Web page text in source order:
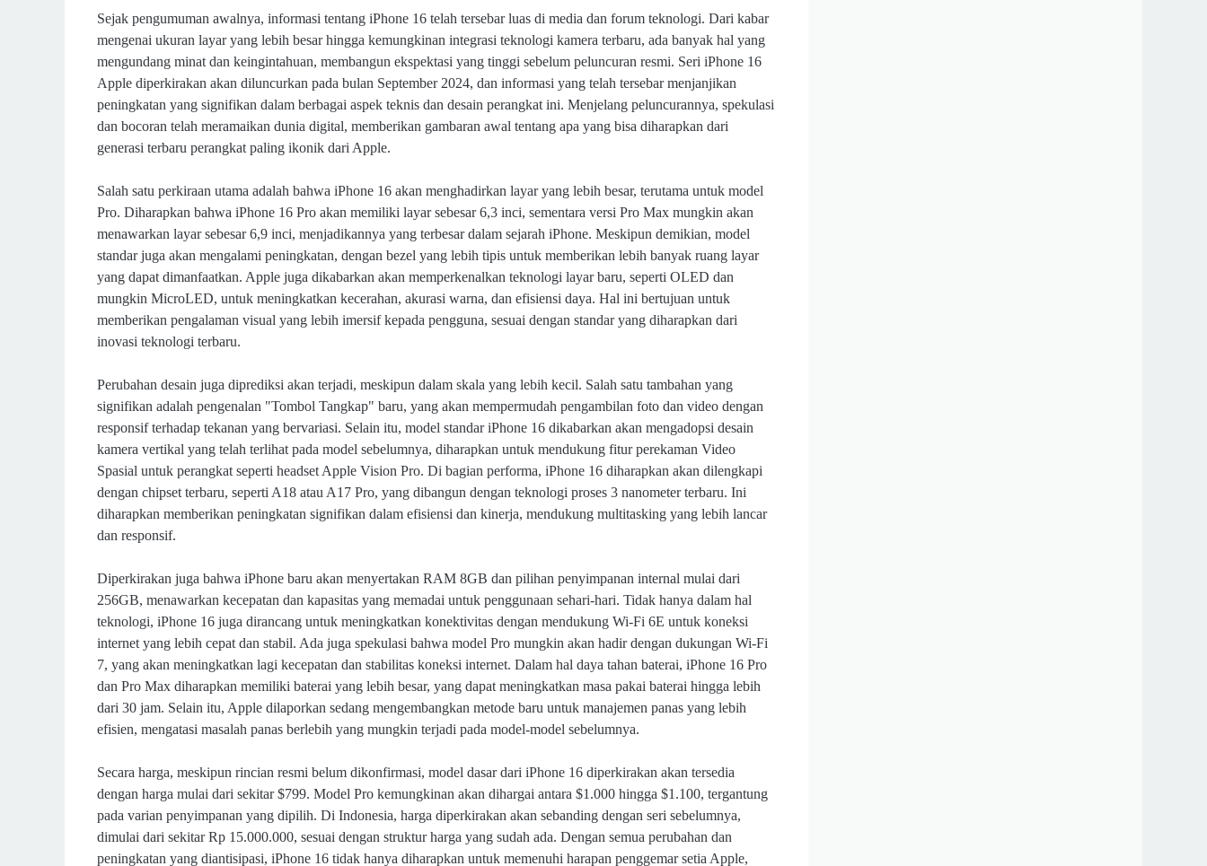
Sejak pengumuman awalnya, informasi tentang iPhone 16 telah tersebar luas di media dan forum teknologi. Dari kabar
mengenai ukuran layar yang lebih besar hingga kemungkinan integrasi teknologi kamera terbaru, ada banyak hal yang
mengundang minat dan keingintahuan, membangun ekspektasi yang tinggi sebelum peluncuran resmi. Seri iPhone 16
Apple diperkirakan akan diluncurkan pada bulan September 2024, dan informasi yang telah tersebar menjanjikan
peningkatan yang signifikan dalam berbagai aspek teknis dan desain perangkat ini. Menjelang peluncurannya, spekulasi
dan bocoran telah meramaikan dunia digital, memberikan gambaran awal tentang apa yang bisa diharapkan dari
generasi terbaru perangkat paling ikonik dari Apple.
Salah satu perkiraan utama adalah bahwa iPhone 16 akan menghadirkan layar yang lebih besar, terutama untuk model
Pro. Diharapkan bahwa iPhone 16 Pro akan memiliki layar sebesar 6,3 inci, sementara versi Pro Max mungkin akan
menawarkan layar sebesar 6,9 inci, menjadikannya yang terbesar dalam sejarah iPhone. Meskipun demikian, model
standar juga akan mengalami peningkatan, dengan bezel yang lebih tipis untuk memberikan lebih banyak ruang layar
yang dapat dimanfaatkan. Apple juga dikabarkan akan memperkenalkan teknologi layar baru, seperti OLED dan
mungkin MicroLED, untuk meningkatkan kecerahan, akurasi warna, dan efisiensi daya. Hal ini bertujuan untuk
memberikan pengalaman visual yang lebih imersif kepada pengguna, sesuai dengan standar yang diharapkan dari
inovasi teknologi terbaru.
Perubahan desain juga diprediksi akan terjadi, meskipun dalam skala yang lebih kecil. Salah satu tambahan yang
signifikan adalah pengenalan "Tombol Tangkap" baru, yang akan mempermudah pengambilan foto dan video dengan
responsif terhadap tekanan yang bervariasi. Selain itu, model standar iPhone 16 dikabarkan akan mengadopsi desain
kamera vertikal yang telah terlihat pada model sebelumnya, diharapkan untuk mendukung fitur perekaman Video
Spasial untuk perangkat seperti headset Apple Vision Pro. Di bagian performa, iPhone 16 diharapkan akan dilengkapi
dengan chipset terbaru, seperti A18 atau A17 Pro, yang dibangun dengan teknologi proses 3 nanometer terbaru. Ini
diharapkan memberikan peningkatan signifikan dalam efisiensi dan kinerja, mendukung multitasking yang lebih lancar
dan responsif.
Diperkirakan juga bahwa iPhone baru akan menyertakan RAM 8GB dan pilihan penyimpanan internal mulai dari
256GB, menawarkan kecepatan dan kapasitas yang memadai untuk penggunaan sehari-hari. Tidak hanya dalam hal
teknologi, iPhone 16 juga dirancang untuk meningkatkan konektivitas dengan mendukung Wi-Fi 6E untuk koneksi
internet yang lebih cepat dan stabil. Ada juga spekulasi bahwa model Pro mungkin akan hadir dengan dukungan Wi-Fi
7, yang akan meningkatkan lagi kecepatan dan stabilitas koneksi internet. Dalam hal daya tahan baterai, iPhone 16 Pro
dan Pro Max diharapkan memiliki baterai yang lebih besar, yang dapat meningkatkan masa pakai baterai hingga lebih
dari 30 jam. Selain itu, Apple dilaporkan sedang mengembangkan metode baru untuk manajemen panas yang lebih
efisien, mengatasi masalah panas berlebih yang mungkin terjadi pada model-model sebelumnya.
Secara harga, meskipun rincian resmi belum dikonfirmasi, model dasar dari iPhone 16 diperkirakan akan tersedia
dengan harga mulai dari sekitar $799. Model Pro kemungkinan akan dihargai antara $1.000 hingga $1.100, tergantung
pada varian penyimpanan yang dipilih. Di Indonesia, harga diperkirakan akan sebanding dengan seri sebelumnya,
dimulai dari sekitar Rp 15.000.000, sesuai dengan struktur harga yang sudah ada. Dengan semua perubahan dan
peningkatan yang diantisipasi, iPhone 16 tidak hanya diharapkan untuk memenuhi harapan penggemar setia Apple,